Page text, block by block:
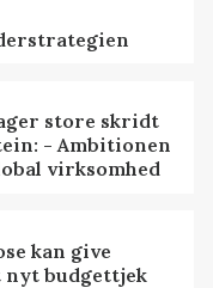
store skridt
- Ambitionen
virksomhed
kan give
budgettjek